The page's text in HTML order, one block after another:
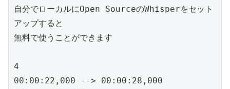
自分でローカルにOpen SourceのWhisperをセット
アップすると
無料で使うことができます
4
00:00:22,000 --> 00:00:28,000